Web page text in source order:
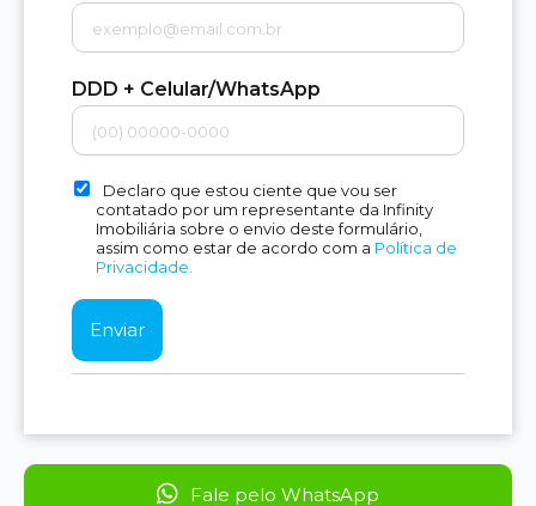
DDD + Celular/WhatsApp
Declaro que estou ciente que vou ser
contatado por um representante da Infinity
Imobiliária sobre o envio deste formulário,
assim como estar de acordo com a Política de
Privacidade.
Fale pelo WhatsApp